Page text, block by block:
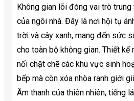
Không gian lõi đóng vai trò trung
của ngôi nhà. Đây là nơi hội tụ
trời và cây xanh, mang đến sức
cho toàn bộ không gian. Thiết kế
nối chặt chẽ các khu vực sinh
bếp mà còn xóa nhòa ranh giới
Âm thanh của thiên nhiên, tiếng